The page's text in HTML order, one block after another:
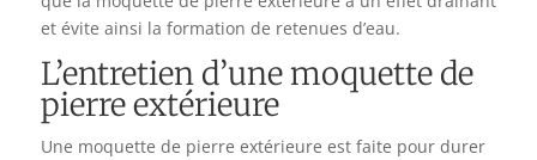
et évite ainsi la formation de retenues d’eau.
L’entretien d’une moquette de
pierre extérieure
Une moquette de pierre extérieure est faite pour durer